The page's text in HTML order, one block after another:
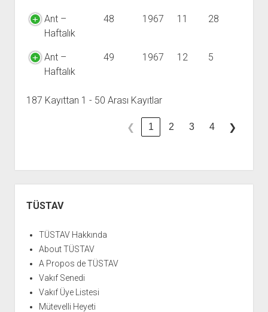
Ant –
Haftalık
48 1967 11 28
Ant –
Haftalık
49 1967 12 5
187 Kayıttan 1 - 50 Arası Kayıtlar
❮ 1 2 3 4 ❯
Menü
TÜSTAV
TÜSTAV Hakkında
About TÜSTAV
A Propos de TÜSTAV
Vakıf Senedi
Vakıf Üye Listesi
Mütevelli Heyeti